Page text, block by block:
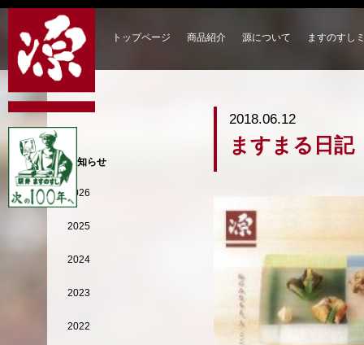
トップページ 商品紹介 源について ますのすし
2018.06.12
ますまる日記
お知らせ
2026
2025
2024
2023
2022